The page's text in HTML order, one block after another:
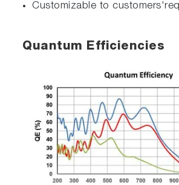
Customizable to
Quantum Efficiencies